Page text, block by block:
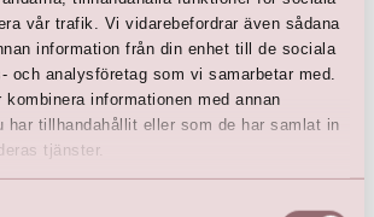
vår trafik. Vi vidarebefordrar även sådana
information från din enhet till de sociala
och analysföretag som vi samarbetar med.
informationen med annan
har tillhandahållit eller som de har samlat in
tjänster.
är favoriterna